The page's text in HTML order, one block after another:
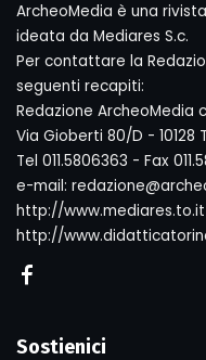
ArcheoMedia è una
ideata da Mediares S.c.
Per contattare la
seguenti recapiti:
Redazione ArcheoMedia
Via Gioberti 80/D - 10128
Tel 011.5806363 - Fax
e-mail:
http://www.mediares.to.it
http://
Sostienici